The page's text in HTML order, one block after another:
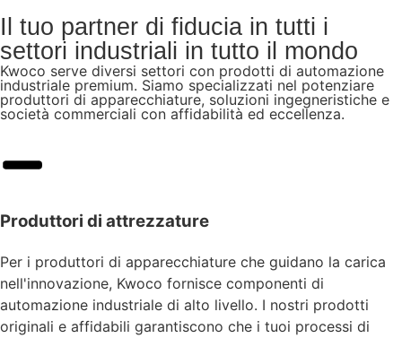
Il tuo partner di fiducia in tutti i
settori industriali in tutto il mondo
Kwoco serve diversi settori con prodotti di automazione
industriale premium. Siamo specializzati nel potenziare
produttori di apparecchiature, soluzioni ingegneristiche e
società commerciali con affidabilità ed eccellenza.
Produttori di attrezzature
Per i produttori di apparecchiature che guidano la carica
nell'innovazione, Kwoco fornisce componenti di
automazione industriale di alto livello. I nostri prodotti
originali e affidabili garantiscono che i tuoi processi di